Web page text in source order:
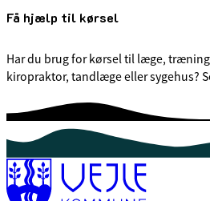
Få hjælp til kørsel
Har du brug for kørsel til læge,
kiropraktor, tandlæge eller sygehus?